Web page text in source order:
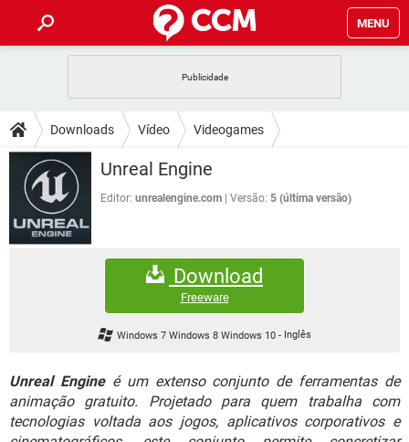
MENU
CELULAR FACEBOOK
OUTLOOK
INSTAGRAM GMAIL
GUIA DE COMPRAS
DICAS
JOGOS WHATSAPP
CELULAR
OUTLOOK
INSTAGRAM
DOWNLOADS
JOGOS WHATSAPP
CELULAR
EXCEL
GMAIL
FÓRUM
JOGOS
FACEBOOK
EXCEL
GMAIL
WHATSAPP
INSTAGRAM GMAIL
GUIA DE COMPRAS
Downloads Vídeo Videogames
Unreal Engine
Editor: unrealengine.com Versão: 5 (última versão)
Download
Freeware
Windows 7 Windows 8 Windows 10 - Inglês
Unreal Engineé um extenso conjunto de ferramentas de
animação gratuito. Projetado para quem trabalha com
tecnologias voltada aos jogos, aplicativos corporativos e